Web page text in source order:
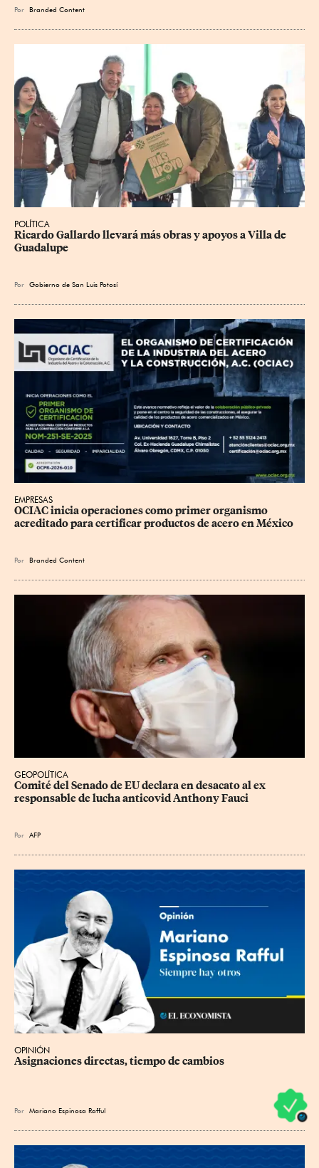
Por Branded Content
POLÍTICA
Ricardo Gallardo llevará más obras y apoyos a Villa de
Guadalupe
Por Gobierno de San Luis Potosí
EMPRESAS
OCIAC inicia operaciones como primer organismo
acreditado para certificar productos de acero en México
Por Branded Content
GEOPOLÍTICA
Comité del Senado de EU declara en desacato al ex
responsable de lucha anticovid Anthony Fauci
Por AFP
OPINIÓN
Asignaciones directas, tiempo de cambios
Por Mariano Espinosa Rafful